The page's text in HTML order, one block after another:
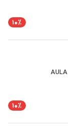
10٪
10٪